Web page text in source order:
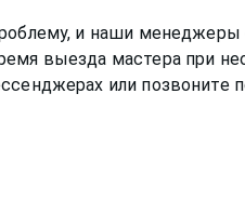
и наши
выезда мастера при
или позвоните